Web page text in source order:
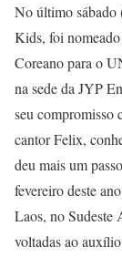
No último sábado
Kids, foi
Coreano para o
na sede da JYP
seu compromisso
cantor Felix,
deu mais um
fevereiro deste
Laos, no Sudeste
voltadas ao